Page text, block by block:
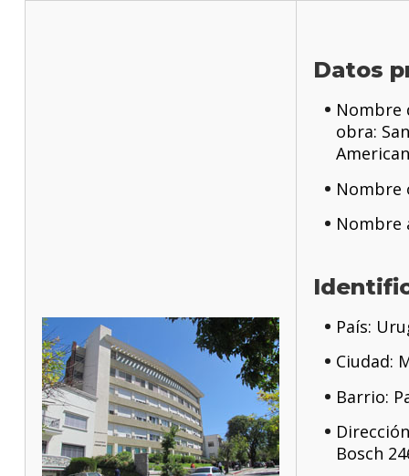
Datos
Nombre
obra:
Nombre
Nombre
País:
Ciudad:
Barrio:
Bosch